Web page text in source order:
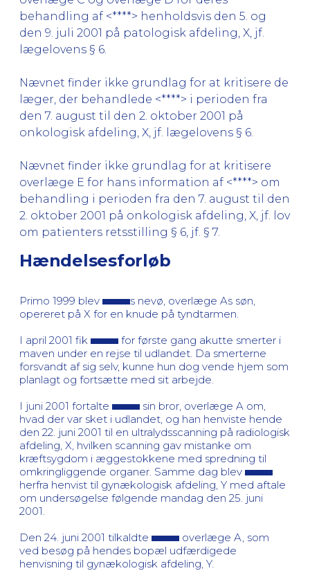
behandling af <****> henholdsvis den 5. og
den 9. juli 2001 på patologisk afdeling, X, jf.
lægelovens § 6.
Nævnet finder ikke grundlag for at kritisere de
læger, der behandlede <****> i perioden fra
den 7. august til den 2. oktober 2001 på
onkologisk afdeling, X, jf. lægelovens § 6.
Nævnet finder ikke grundlag for at kritisere
overlæge E for hans information af <****> om
behandling i perioden fra den 7. august til den
2. oktober 2001 på onkologisk afdeling, X, jf. lov
om patienters retsstilling § 6, jf. § 7.
Hændelsesforløb
Primo 1999 blev
s nevø, overlæge As søn,
opereret på X for en knude på tyndtarmen.
I april 2001 fik
for første gang akutte smerter i
maven under en rejse til udlandet. Da smerterne
forsvandt af sig selv, kunne hun dog vende hjem som
planlagt og fortsætte med sit arbejde.
I juni 2001 fortalte
sin bror, overlæge A om,
hvad der var sket i udlandet, og han henviste hende
den 22. juni 2001 til en ultralydsscanning på radiologisk
afdeling, X, hvilken scanning gav mistanke om
kræftsygdom i æggestokkene med spredning til
omkringliggende organer. Samme dag blev
herfra henvist til gynækologisk afdeling, Y med aftale
om undersøgelse følgende mandag den 25. juni
2001.
Den 24. juni 2001 tilkaldte
overlæge A, som
ved besøg på hendes bopæl udfærdigede
henvisning til gynækologisk afdeling, Y.